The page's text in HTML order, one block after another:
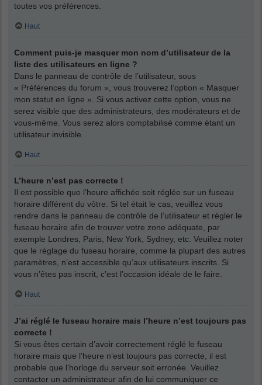
toutes vos préférences.
Haut
Comment puis-je masquer mon nom d’utilisateur de la
liste des utilisateurs en ligne ?
Dans le panneau de contrôle de l’utilisateur, sous
« Préférences du forum », vous trouverez l’option « Masquer
mon statut en ligne ». Si vous activez cette option, vous ne
serez visible que des administrateurs, des modérateurs et de
vous-même. Vous serez alors comptabilisé comme étant un
utilisateur invisible.
Haut
L’heure n’est pas correcte !
Il est possible que l’heure affichée soit réglée sur un fuseau
horaire différent du vôtre. Si tel était le cas, veuillez vous
rendre dans le panneau de contrôle de l’utilisateur et régler le
fuseau horaire afin de trouver votre zone adéquate, par
exemple Londres, Paris, New York, Sydney, etc. Veuillez noter
que le réglage du fuseau horaire, comme la plupart des autres
paramètres, n’est accessible qu’aux utilisateurs inscrits. Si
vous n’êtes pas inscrit, c’est l’occasion idéale de le faire.
Haut
J’ai réglé le fuseau horaire mais l’heure n’est toujours pas
correcte !
Si vous êtes certain d’avoir correctement réglé le fuseau
horaire mais que l’heure n’est toujours pas correcte, il est
probable que l’horloge du serveur soit erronée. Veuillez
contacter un administrateur afin de lui communiquer ce